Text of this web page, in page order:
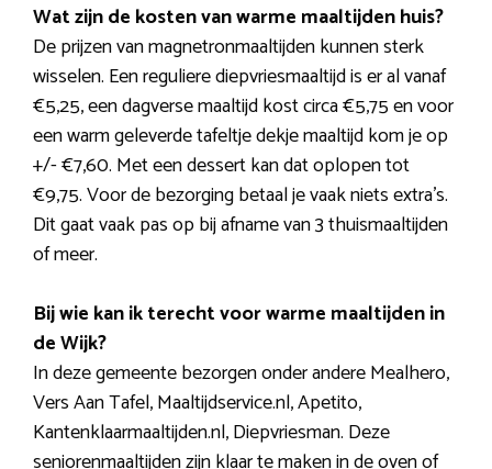
Wat zijn de kosten van warme maaltijden huis?
De prijzen van magnetronmaaltijden kunnen sterk
wisselen. Een reguliere diepvriesmaaltijd is er al vanaf
€5,25, een dagverse maaltijd kost circa €5,75 en voor
een warm geleverde tafeltje dekje maaltijd kom je op
+/- €7,60. Met een dessert kan dat oplopen tot
€9,75. Voor de bezorging betaal je vaak niets extra’s.
Dit gaat vaak pas op bij afname van 3 thuismaaltijden
of meer.
Bij wie kan ik terecht voor warme maaltijden in
de Wijk?
In deze gemeente bezorgen onder andere Mealhero,
Vers Aan Tafel, Maaltijdservice.nl, Apetito,
Kantenklaarmaaltijden.nl, Diepvriesman. Deze